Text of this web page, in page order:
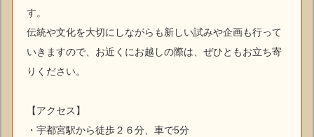
す。
伝統や文化を大切にしながらも新しい試みや企画も行って
いきますので、お近くにお越しの際は、ぜひともお立ち寄
りください。
【アクセス】
・宇都宮駅から徒歩２６分、車で5分